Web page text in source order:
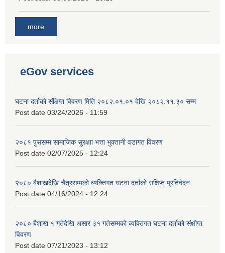
more
eGov services
घटना दर्ताको संक्षिप्त विवरण मिति २०८२.०१.०१ देखि २०८२.११.३० सम्म
Post date 03/24/2026 - 11:59
२०८१ पुससम्म सामाजिक सुरक्षाा भत्ता भुक्तानी वडागत विवरण
Post date 02/07/2025 - 12:24
२०८० बैशाखदेखि चैत्रसम्मको व्यक्तिगत घटना दर्ताको संक्षिप्त प्रतिवेदन
Post date 04/16/2024 - 12:24
२०८० बैशाख १ गतेदेखि असार ३१ गतेसम्मको व्यक्तिगत घटना दर्ताको संक्षीप्त
विवरण
Post date 07/21/2023 - 13:12